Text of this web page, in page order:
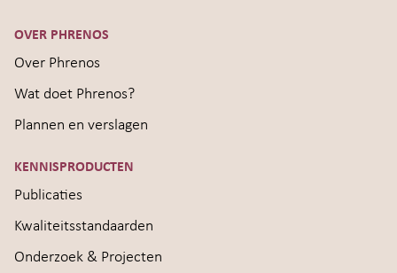
OVER PHRENOS
Over Phrenos
Wat doet Phrenos?
Plannen en verslagen
KENNISPRODUCTEN
Publicaties
Kwaliteitsstandaarden
Onderzoek & Projecten